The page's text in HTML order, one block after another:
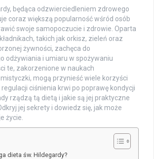
będąca odzwierciedleniem zdrowego
coraz większą popularność wśród osób
swoje samopoczucie i zdrowie. Oparta
takich jak orkisz, zieleń oraz
żywności, zachęca do
odżywiania i umiaru w spożywaniu
te, zakorzenione w naukach
mogą przynieść wiele korzyści
ciśnienia krwi po poprawę kondycji
rządzą tą dietą i jakie są jej praktyczne
jej sekrety i dowiedz się, jak może
życie.
dieta św. Hildegardy?